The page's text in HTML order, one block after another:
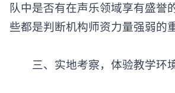
队中是否有在声乐领域享有盛誉
些都是判断机构师资力量强弱的
三、实地考察，体验教学环